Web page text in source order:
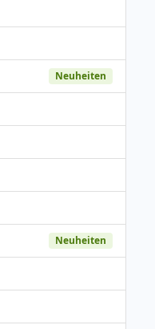
Neuheiten
Neuheiten